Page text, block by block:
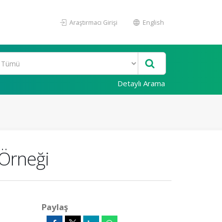
Araştırmacı Girişi English
Detaylı Arama
Paylaş